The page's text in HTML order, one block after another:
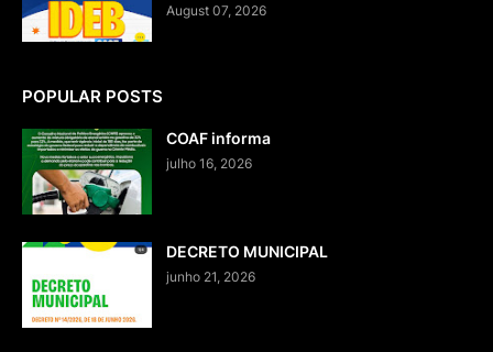
August 07, 2026
POPULAR POSTS
COAF informa
julho 16, 2026
DECRETO MUNICIPAL
junho 21, 2026